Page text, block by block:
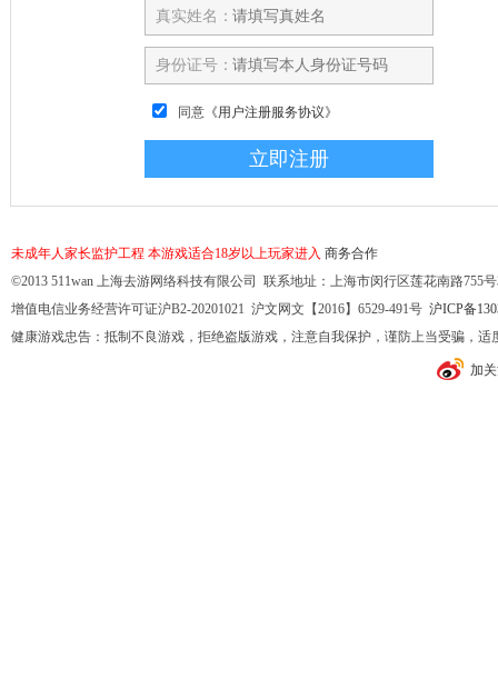
真实姓名：
身份证号：
同意 《用户注册服务协议》
未成年人家长监护工程 本游戏适合18岁以上玩家进入 商务合作
©2013 511wan 上海去游网络科技有限公司 联系地址：上海市闵行区莲花南路755
增值电信业务经营许可证沪B2-20201021 沪文网文【2016】6529-491号 沪ICP备
健康游戏忠告：抵制不良游戏，拒绝盗版游戏，注意自我保护，谨防上当受骗，
加